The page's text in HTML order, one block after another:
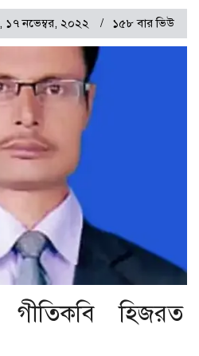
নভেম্বর, ২০২২ ১৫৮ বার ভিউ
গীতিকবি হিজরত